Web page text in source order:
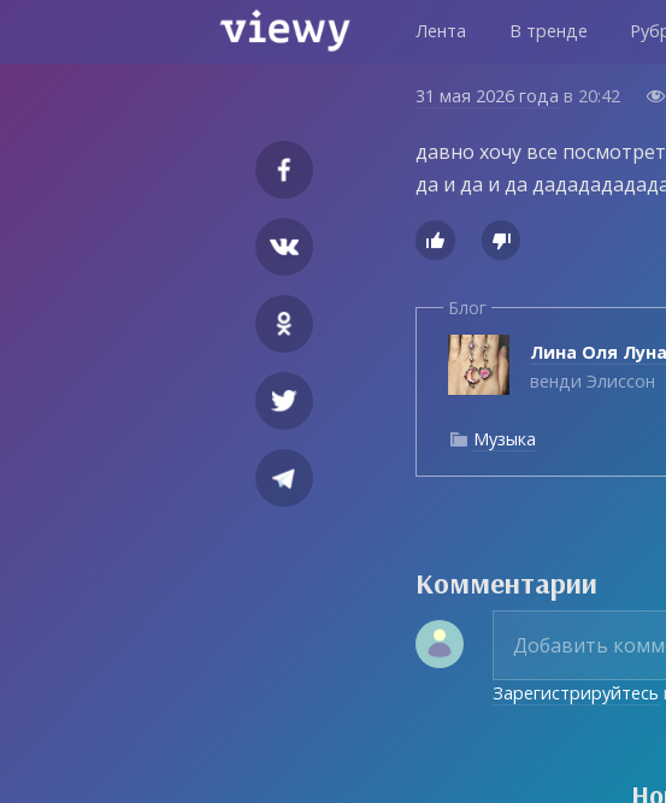
Лента В тренде
31 мая 2026 года в 20:42 
давно хочу все
да и да и да
 
Блог
Лина Оля
венди Элиссон
 Музыка
Комментарии
Зарегистрируйтесь